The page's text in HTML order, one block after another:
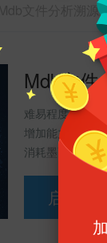
Mdb文件分析溯源
Mdb文件
难易程度 :
增加能力 : 30 (
消耗墨币 : 1墨币
启动靶